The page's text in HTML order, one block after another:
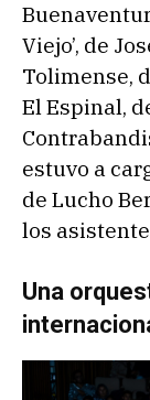
Viejo’, de
Tolimense,
El Espinal,
estuvo a
de Lucho
los
Una